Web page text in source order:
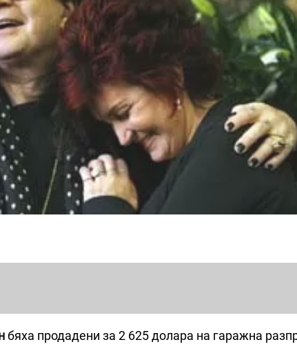
бяха продадени за 2 625 долара на гаражна